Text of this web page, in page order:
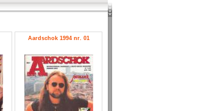
Aardschok 1994 nr. 01